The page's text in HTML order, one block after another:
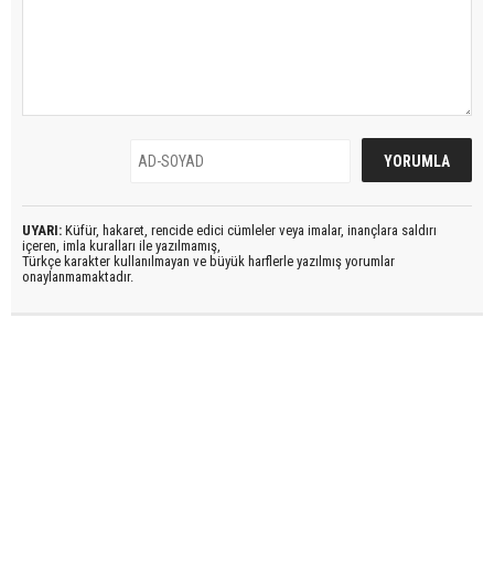
UYARI: Küfür, hakaret, rencide edici cümleler veya imalar, inançlara saldırı
içeren, imla kuralları ile yazılmamış,
Türkçe karakter kullanılmayan ve büyük harflerle yazılmış yorumlar
onaylanmamaktadır.